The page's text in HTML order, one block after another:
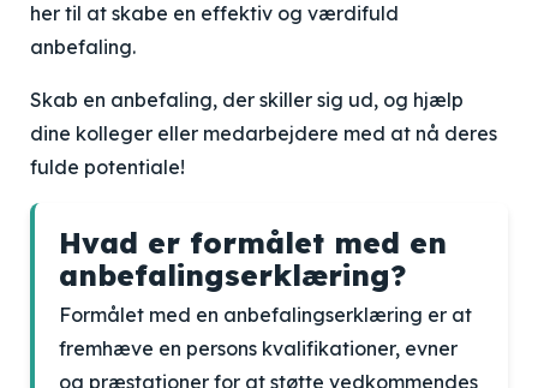
her til at skabe en effektiv og værdifuld
anbefaling.
Skab en anbefaling, der skiller sig ud, og hjælp
dine kolleger eller medarbejdere med at nå deres
fulde potentiale!
Hvad er formålet med en
anbefalingserklæring?
Formålet med en anbefalingserklæring er at
fremhæve en persons kvalifikationer, evner
og præstationer for at støtte vedkommendes